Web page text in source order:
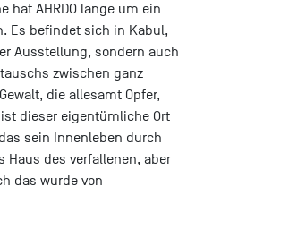
hat AHRDO lange um ein
Es befindet sich in Kabul,
Ausstellung, sondern auch
zwischen ganz
die allesamt Opfer,
dieser eigentümliche Ort
sein Innenleben durch
Haus des verfallenen, aber
das wurde von